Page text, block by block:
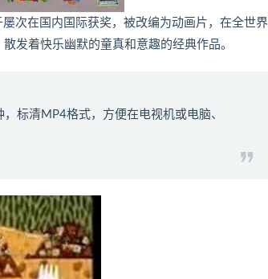
次在国内国际获奖，被改编为动画片，在全世界
发着快乐幽默的童真和意趣的经典作品。
标清MP4格式，方便在电视机或电脑、